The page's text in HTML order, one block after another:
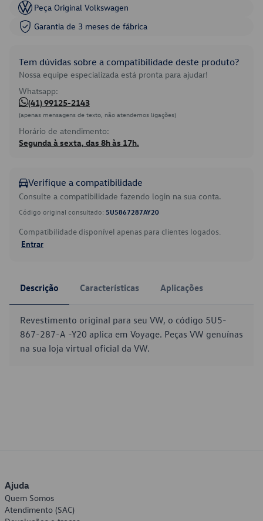
Peça Original Volkswagen
Garantia de 3 meses de fábrica
Tem dúvidas sobre a compatibilidade deste produto?
Nossa equipe especializada está pronta para ajudar!
Whatsapp:
(41) 99125-2143
(apenas mensagens de texto, não atendemos ligações)
Horário de atendimento:
Segunda à sexta, das 8h às 17h.
Verifique a compatibilidade
Consulte a compatibilidade fazendo login na sua conta.
Código original consultado: 5U5867287AY20
Compatibilidade disponível apenas para clientes logados.
Entrar
Descrição Características Aplicações
Revestimento original para seu VW, o código 5U5-
867-287-A -Y20 aplica em Voyage. Peças VW genuínas
na sua loja virtual oficial da VW.
Ajuda
Quem Somos
Atendimento (SAC)